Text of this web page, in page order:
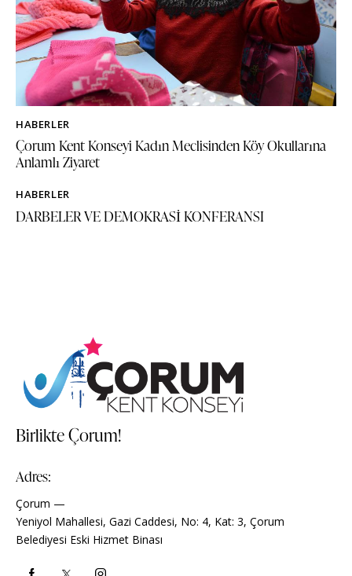
HABERLER
Çorum Kent Konseyi Kadın Meclisinden Köy Okullarına
Anlamlı Ziyaret
HABERLER
DARBELER VE DEMOKRASİ KONFERANSI
Birlikte Çorum!
Adres:
Çorum —
Yeniyol Mahallesi, Gazi Caddesi, No: 4, Kat: 3, Çorum
Belediyesi Eski Hizmet Binası